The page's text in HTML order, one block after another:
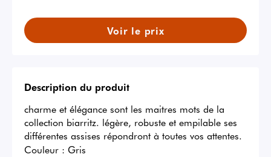
Voir le prix
Description du produit
charme et élégance sont les maitres mots de la
collection biarritz. légère, robuste et empilable ses
différentes assises répondront à toutes vos attentes.
Couleur : Gris